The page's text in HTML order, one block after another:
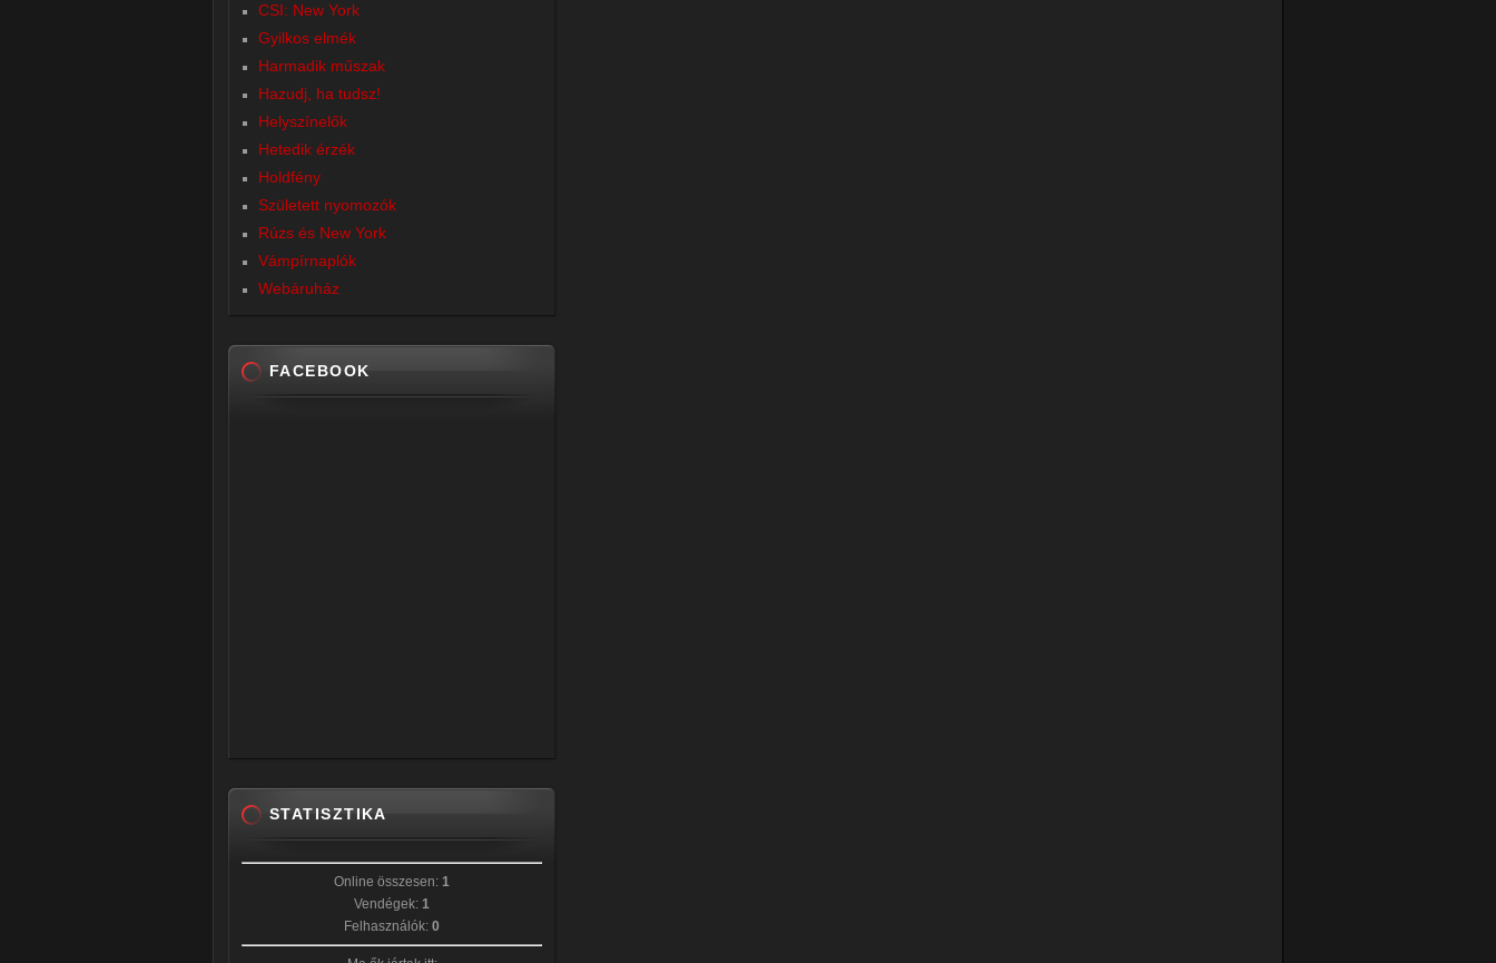
CSI: New York
Gyilkos elmék
Harmadik műszak
Hazudj, ha tudsz!
Helyszínelők
Hetedik érzék
Holdfény
Született nyomozók
Rúzs és New York
Vámpírnaplók
Webáruház
FACEBOOK
STATISZTIKA
Online összesen: 1
Vendégek: 1
Felhasználók: 0